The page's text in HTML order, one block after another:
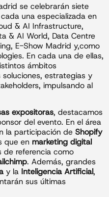
se celebrarán siete
una especializada en
& AI Infrastructure,
& AI World, Data Centre
E-Show Madrid y,como
En cada una de ellas,
ámbitos
estrategias y
impulsando al
expositoras, destacamos
del evento. En el área
la participación de Shopify
que en marketing digital
de referencia como
. Además, grandes
y la Inteligencia Artificial,
sus últimas